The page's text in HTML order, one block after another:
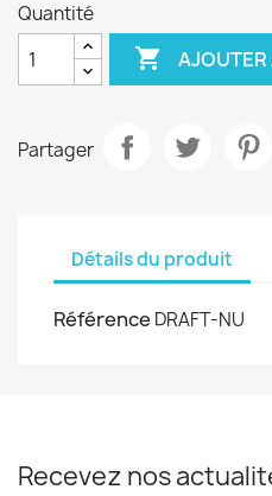
Quantité
 AJOUTER
Partager
Détails du produit
Référence DRAFT-NU
Recevez nos